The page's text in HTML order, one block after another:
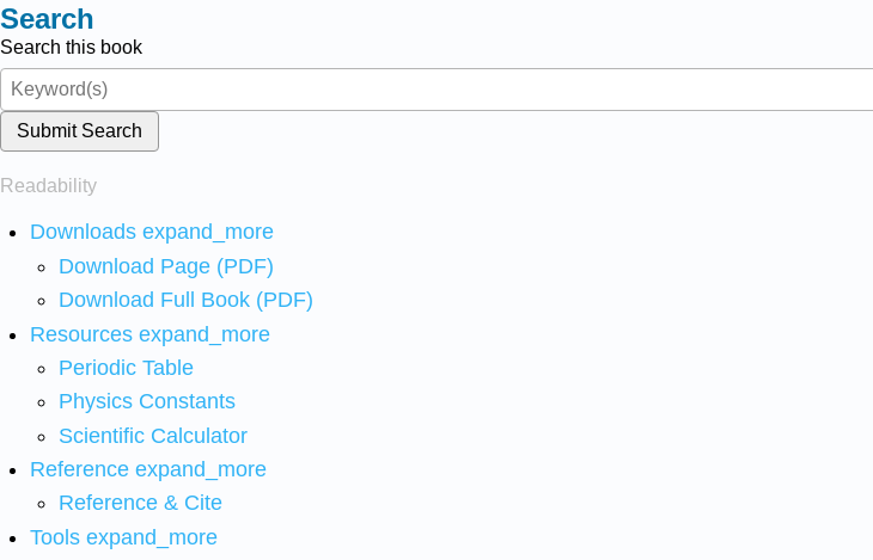
Search
Search this book
Submit Search
Readability
Downloads expand_more
Download Page (PDF)
Download Full Book (PDF)
Resources expand_more
Periodic Table
Physics Constants
Scientific Calculator
Reference expand_more
Reference & Cite
Tools expand_more